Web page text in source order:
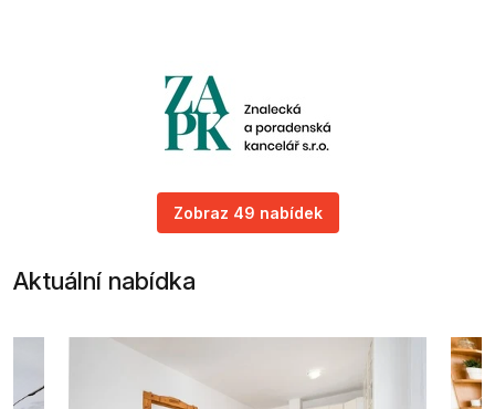
Zobraz 49 nabídek
Aktuální nabídka